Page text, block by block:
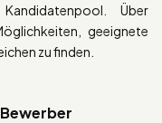
Über
geeignete
zu finden.